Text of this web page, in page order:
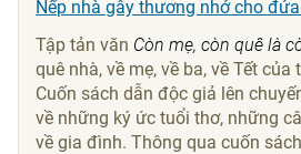
Nếp nhà gây thương nhớ cho
Tập tản văn Còn mẹ, còn quê là
quê nhà, về mẹ, về ba, về Tết của
Cuốn sách dẫn độc giả lên
về những ký ức tuổi thơ, những
về gia đình. Thông qua cuốn